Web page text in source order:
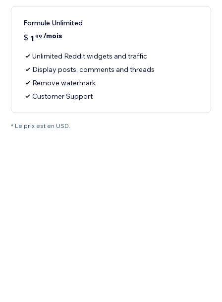
Formule Unlimited
$ 1 99 /mois
Unlimited Reddit widgets and traffic
Display posts, comments and threads
Remove watermark
Customer Support
* Le prix est en USD.